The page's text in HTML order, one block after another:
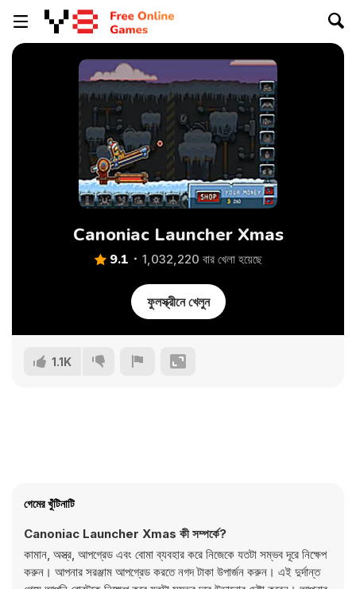
Canoniac Launcher Xmas
9.1 1,032,220 বার খেলা হয়েছে
ফুলস্ক্রীনে খেলুন
1.1K
গেমের খুঁটিনাটি
Canoniac Launcher Xmas কী সম্পর্কে?
কামান, অস্ত্র, আপগ্রেড এবং বোমা ব্যবহার করে নিজেকে যতটা সম্ভব দূরে নিক্ষেপ
করুন। আপনার সরঞ্জাম আপগ্রেড করতে নগদ টাকা উপার্জন করুন। এই দুর্দান্ত